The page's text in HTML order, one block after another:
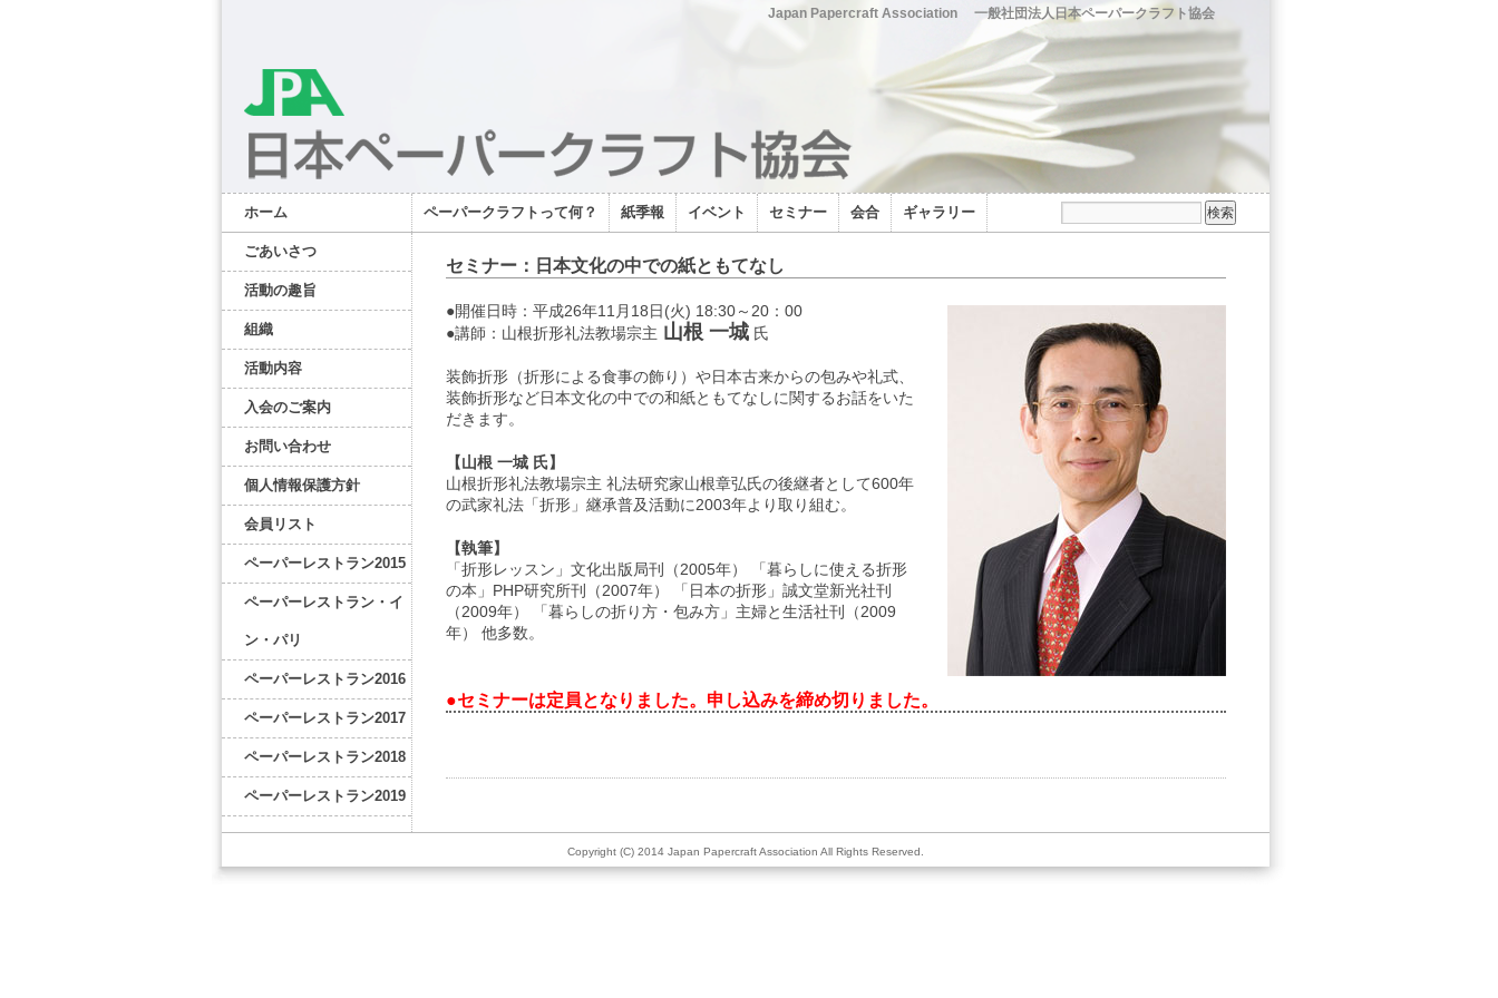
Japan Papercraft Association 一般社団法人日本ペーパークラフト協会
ホーム ペーパークラフトって何？ 紙季報 イベント セミナー 会合 ギャラリー
ごあいさつ
活動の趣旨
組織
活動内容
入会のご案内
お問い合わせ
個人情報保護方針
会員リスト
ペーパーレストラン2015
ペーパーレストラン・イ
ン・パリ
ペーパーレストラン2016
ペーパーレストラン2017
ペーパーレストラン2018
ペーパーレストラン2019
セミナー：日本文化の中での紙ともてなし
●開催日時：平成26年11月18日(火) 18:30～20：00
●講師：山根折形礼法教場宗主 山根 一城 氏
装飾折形（折形による食事の飾り）や日本古来からの包みや礼式、
装飾折形など日本文化の中での和紙ともてなしに関するお話をいた
だきます。
【山根 一城 氏】
山根折形礼法教場宗主 礼法研究家山根章弘氏の後継者として600年
の武家礼法「折形」継承普及活動に2003年より取り組む。
【執筆】
「折形レッスン」文化出版局刊（2005年） 「暮らしに使える折形
の本」PHP研究所刊（2007年） 「日本の折形」誠文堂新光社刊
（2009年） 「暮らしの折り方・包み方」主婦と生活社刊（2009
年） 他多数。
●セミナーは定員となりました。申し込みを締め切りました。
Copyright (C) 2014 Japan Papercraft Association All Rights Reserved.